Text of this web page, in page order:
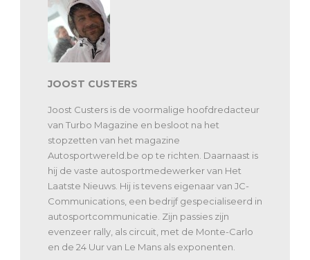
JOOST CUSTERS
Joost Custers is de voormalige hoofdredacteur
van Turbo Magazine en besloot na het
stopzetten van het magazine
Autosportwereld.be op te richten. Daarnaast is
hij de vaste autosportmedewerker van Het
Laatste Nieuws. Hij is tevens eigenaar van JC-
Communications, een bedrijf gespecialiseerd in
autosportcommunicatie. Zijn passies zijn
evenzeer rally, als circuit, met de Monte-Carlo
en de 24 Uur van Le Mans als exponenten.